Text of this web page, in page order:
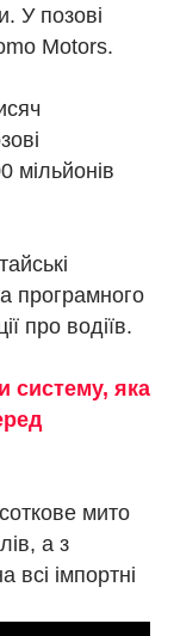
У позові
Motors.
мільйонів
програмного
про водіїв.
систему, яка
мито
а з
всі імпортні